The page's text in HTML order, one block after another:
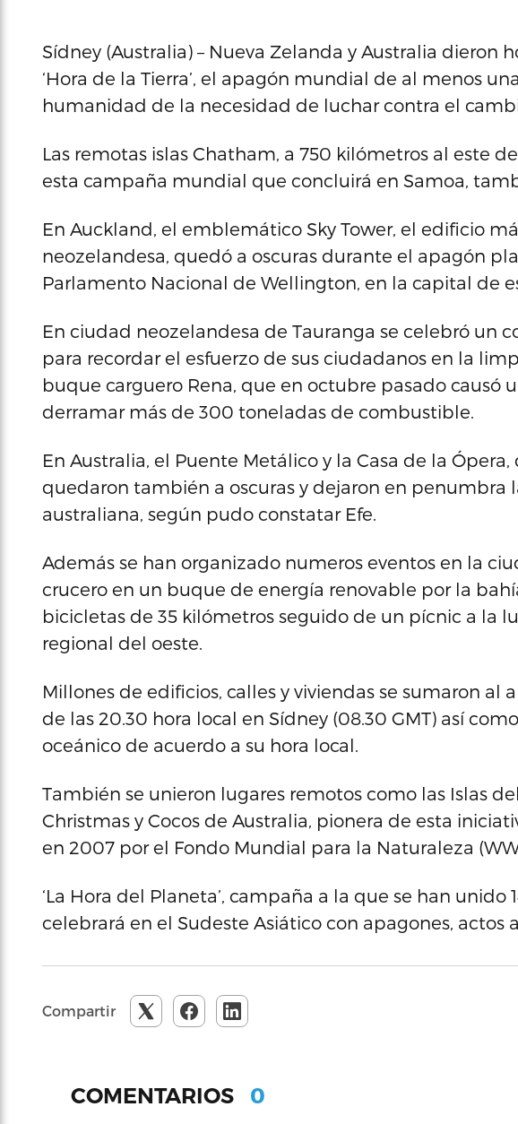
Sídney (Australia) – Nueva Zelanda y Australia dieron
‘Hora de la Tierra’, el apagón mundial de al menos
humanidad de la necesidad de luchar contra el
Las remotas islas Chatham, a 750 kilómetros al este
esta campaña mundial que concluirá en Samoa,
En Auckland, el emblemático Sky Tower, el edificio
neozelandesa, quedó a oscuras durante el apagón
Parlamento Nacional de Wellington, en la capital de
En ciudad neozelandesa de Tauranga se celebró un
para recordar el esfuerzo de sus ciudadanos en la
buque carguero Rena, que en octubre pasado causó
derramar más de 300 toneladas de combustible.
En Australia, el Puente Metálico y la Casa de la
quedaron también a oscuras y dejaron en penumbra
australiana, según pudo constatar Efe.
Además se han organizado numeros eventos en la
crucero en un buque de energía renovable por la
bicicletas de 35 kilómetros seguido de un pícnic a la
regional del oeste.
Millones de edificios, calles y viviendas se sumaron al
de las 20.30 hora local en Sídney (08.30 GMT) así
oceánico de acuerdo a su hora local.
También se unieron lugares remotos como las Islas
Christmas y Cocos de Australia, pionera de esta
en 2007 por el Fondo Mundial para la Naturaleza
‘La Hora del Planeta’, campaña a la que se han unido
celebrará en el Sudeste Asiático con apagones, actos
Compartir
COMENTARIOS 0